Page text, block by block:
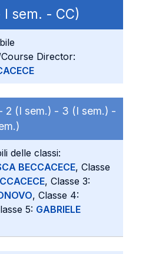
sem. - CC)
Director:
2 (I sem.) - 3 (I sem.) -
delle classi:
BECCACECE, Classe
, Classe 3:
, Classe 4:
5: GABRIELE